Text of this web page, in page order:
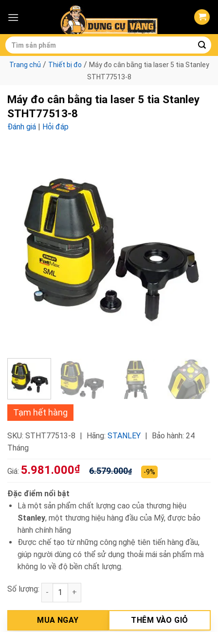
Tìm
kiếm:
Trang chủ / Thiết bị đo / Máy đo cân bằng tia laser 5 tia Stanley
STHT77513-8
Máy đo cân bằng tia laser 5 tia Stanley
STHT77513-8
Đánh giá | Hỏi đáp
Tạm hết hàng
SKU: STHT77513-8 Hãng: STANLEY
Bảo hành: 24
Tháng
Giá: 5.981.000₫ 6.579.000₫ -9%
Đặc điểm nổi bật
Là một sản phẩm chất lượng cao của thương hiệu
Stanley, một thương hiệu hàng đầu của Mỹ, được bảo
hành chính hãng
Được chế tạo từ những công nghệ tiên tiến hàng đầu,
giúp người dùng có thể sử dụng thoải mái sản phẩm mà
không lo về độ bền chất lượng.
Số lượng: Máy đo cân bằng tia laser 5 tia Stanley
MUA NGAY THÊM VÀO GIỎ